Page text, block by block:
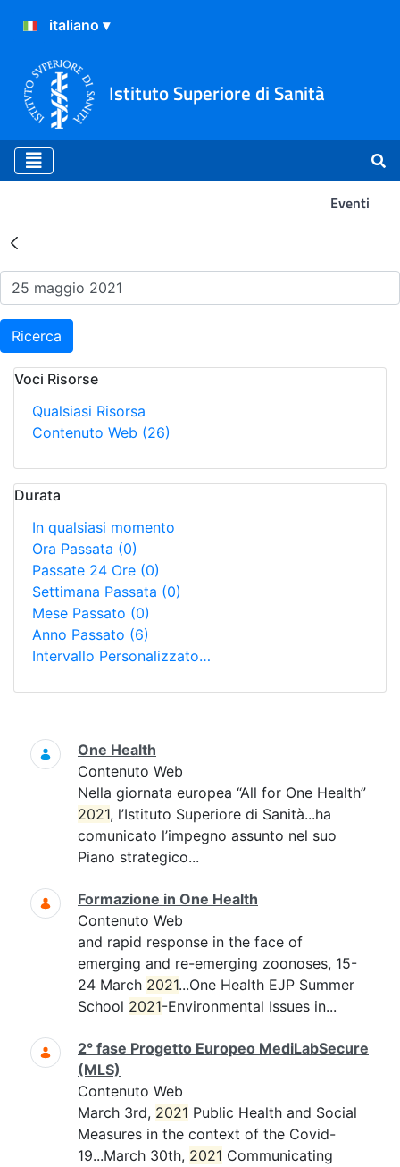
Istituto Superiore di Sanità
Eventi
Risultati della Ricerca -
Ricerca
Voci Risorse
Qualsiasi Risorsa
Contenuto Web (26)
Durata
In qualsiasi momento
Ora Passata (0)
Passate 24 Ore (0)
Settimana Passata (0)
Mese Passato (0)
Anno Passato (6)
Intervallo Personalizzato…
Ricerca
One Health
Contenuto Web
Nella giornata europea “All for One Health”
2021, l’Istituto Superiore di Sanità...ha
comunicato l’impegno assunto nel suo
Piano strategico...
Formazione in One Health
Contenuto Web
and rapid response in the face of
emerging and re-emerging zoonoses, 15-
24 March 2021...One Health EJP Summer
School 2021-Environmental Issues in...
2° fase Progetto Europeo MediLabSecure
(MLS)
Contenuto Web
March 3rd, 2021 Public Health and Social
Measures in the context of the Covid-
19...March 30th, 2021 Communicating